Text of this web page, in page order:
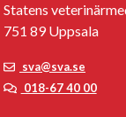
Statens
751 89 Uppsala
sva@sva.se
018-67 40 00